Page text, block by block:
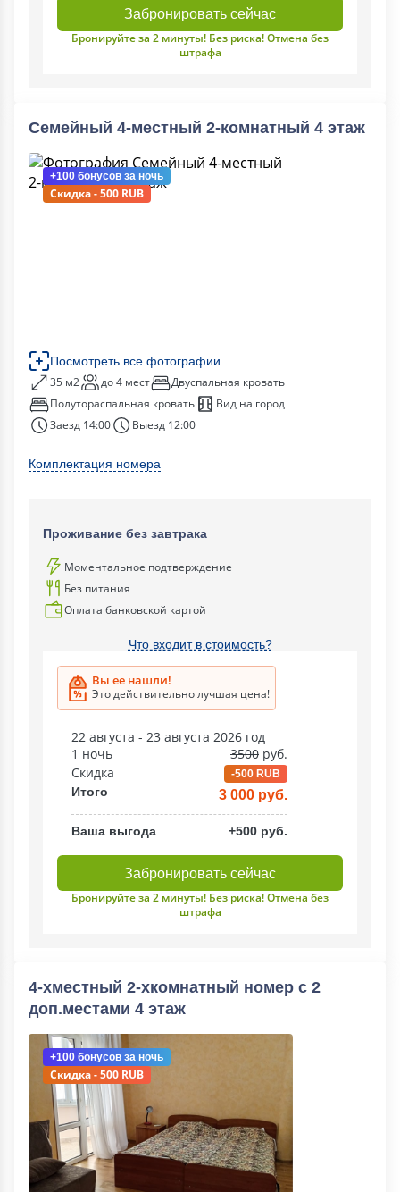
Забронировать сейчас
Бронируйте за 2 минуты! Без риска! Отмена без
штрафа
Семейный 4-местный 2-комнатный 4 этаж
+100 бонусов за ночь
Скидка - 500 RUB
Посмотреть все фотографии
35 м2 до 4 мест
Двуспальная кровать
Полутораспальная кровать
Вид на город
Заезд 14:00
Выезд 12:00
Комплектация номера
Проживание без завтрака
Моментальное подтверждение
Без питания
Оплата банковской картой
Что входит в стоимость?
Вы ее нашли!
Это действительно лучшая цена!
22 августа - 23 августа 2026 год
1 ночь
3500 руб.
Скидка
-500 RUB
Итого 3 000 руб.
Ваша выгода +500 руб.
Забронировать сейчас
Бронируйте за 2 минуты! Без риска! Отмена без
штрафа
4-хместный 2-хкомнатный номер с 2
доп.местами 4 этаж
+100 бонусов за ночь
Скидка - 500 RUB